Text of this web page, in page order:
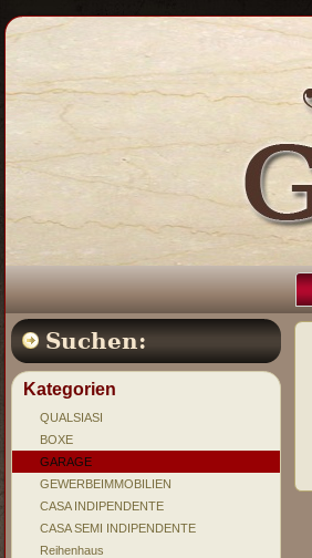
Suchen:
Kategorien
QUALSIASI
BOXE
GARAGE
GEWERBEIMMOBILIEN
CASA INDIPENDENTE
CASA SEMI INDIPENDENTE
Reihenhaus